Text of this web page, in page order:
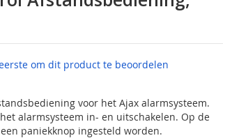
om dit product te beoordelen
voor het Ajax alarmsysteem.
alarmsysteem in- en uitschakelen. Op de
paniekknop ingesteld worden.